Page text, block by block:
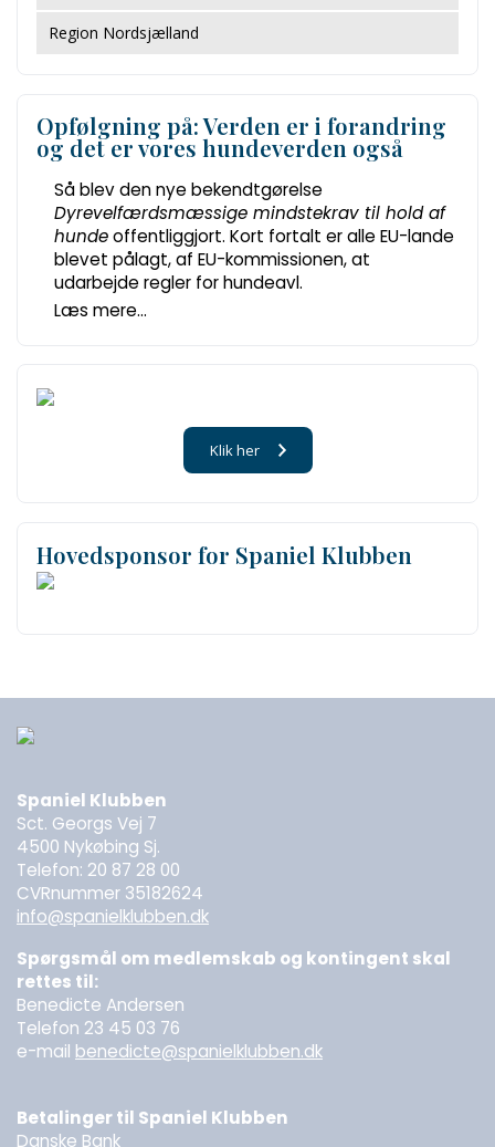
Region Nordsjælland
Opfølgning på: Verden er i forandring
og det er vores hundeverden også
Så blev den nye bekendtgørelse
Dyrevelfærdsmæssige mindstekrav til hold af
hundeoffentliggjort. Kort fortalt er alle EU-lande
blevet pålagt, af EU-kommissionen, at
udarbejde regler for hundeavl.
Læs mere...
Klik her
Hovedsponsor for Spaniel Klubben
Spaniel Klubben
Sct. Georgs Vej 7
4500 Nykøbing Sj.
Telefon: 20 87 28 00
CVRnummer 35182624
info@spanielklubben.dk
Spørgsmål om medlemskab og kontingent skal
rettes til:
Benedicte Andersen
Telefon 23 45 03 76
e-mail benedicte@spanielklubben.dk
Betalinger til Spaniel Klubben
Danske Bank